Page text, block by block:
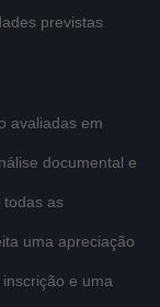
previstas
avaliadas em
documental e
todas as
uma apreciação
e uma